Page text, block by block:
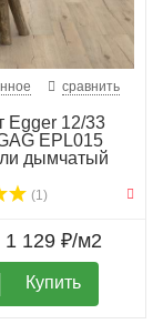
сравнить
Egger 12/33
EPL015
дымчатый
(1)
1 129 ₽/м2
Купить